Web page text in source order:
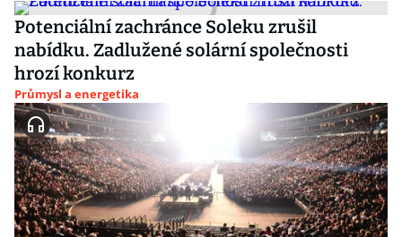
Potenciální zachránce Soleku zrušil
nabídku. Zadlužené solární společnosti
hrozí konkurz
Průmysl a energetika